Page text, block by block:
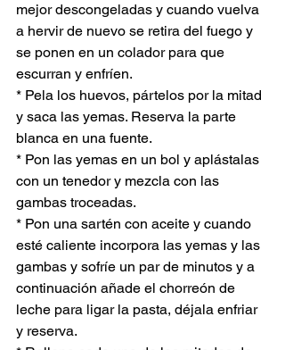
mejor descongeladas y cuando vuelva
a hervir de nuevo se retira del fuego y
se ponen en un colador para que
escurran y enfríen.
* Pela los huevos, pártelos por la mitad
y saca las yemas. Reserva la parte
blanca en una fuente.
* Pon las yemas en un bol y aplástalas
con un tenedor y mezcla con las
gambas troceadas.
* Pon una sartén con aceite y cuando
esté caliente incorpora las yemas y las
gambas y sofríe un par de minutos y a
continuación añade el chorreón de
leche para ligar la pasta, déjala enfriar
y reserva.